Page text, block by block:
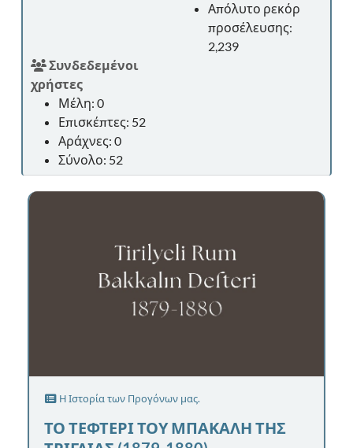
Απόλυτο ρεκόρ
προσέλευσης:
2,239
Συνδεδεμένοι
χρήστες
Μέλη: 0
Επισκέπτες: 52
Αράχνες: 0
Σύνολο: 52
Η Ιστορία των Προγόνων μας.
ΤΟ ΤΕΦΤΕΡΙ ΤΟΥ ΜΠΑΚΑΛΗ ΤΗΣ